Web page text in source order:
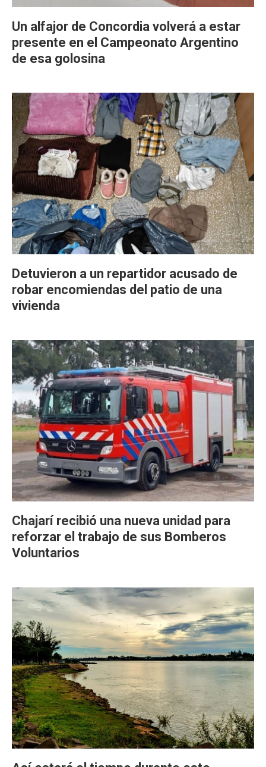
Un alfajor de Concordia volverá a estar
presente en el Campeonato Argentino
de esa golosina
Detuvieron a un repartidor acusado de
robar encomiendas del patio de una
vivienda
Chajarí recibió una nueva unidad para
reforzar el trabajo de sus Bomberos
Voluntarios